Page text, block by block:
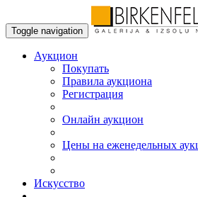
Toggle navigation
Аукцион
Пoкупать
Правила аукциона
Регистрация
Онлайн аукцион
Цены на еженедельных
Искусствo